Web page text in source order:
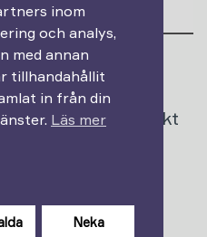
inom
och analys,
med annan
tillhandahållit
in från din
Läs mer
Neka
Projekt